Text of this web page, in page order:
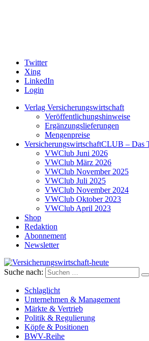
Twitter
Xing
LinkedIn
Login
Verlag Versicherungswirtschaft
Veröffentlichungshinweise
Ergänzungslieferungen
Mengenpreise
VersicherungswirtschaftCLUB – Das
VWClub Juni 2026
VWClub März 2026
VWClub November 2025
VWClub Juli 2025
VWClub November 2024
VWClub Oktober 2023
VWClub April 2023
Shop
Redaktion
Abonnement
Newsletter
Versicherungswirtschaft-heute
Suche nach:
Schlaglicht
Unternehmen & Management
Märkte & Vertrieb
Politik & Regulierung
Köpfe & Positionen
BWV-Reihe